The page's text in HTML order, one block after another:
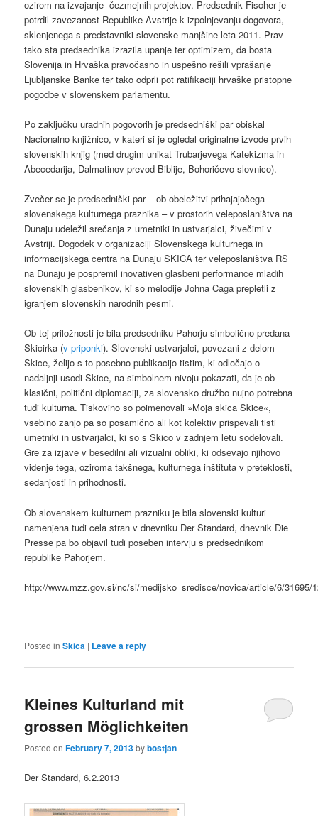
ozirom na izvajanje čezmejnih projektov. Predsednik Fischer je
potrdil zavezanost Republike Avstrije k izpolnjevanju dogovora,
sklenjenega s predstavniki slovenske manjšine leta 2011. Prav
tako sta predsednika izrazila upanje ter optimizem, da bosta
Slovenija in Hrvaška pravočasno in uspešno rešili vprašanje
Ljubljanske Banke ter tako odprli pot ratifikaciji hrvaške pristopne
pogodbe v slovenskem parlamentu.
Po zaključku uradnih pogovorih je predsedniški par obiskal
Nacionalno knjižnico, v kateri si je ogledal originalne izvode prvih
slovenskih knjig (med drugim unikat Trubarjevega Katekizma in
Abecedarija, Dalmatinov prevod Biblije, Bohoričevo slovnico).
Zvečer se je predsedniški par – ob obeležitvi prihajajočega
slovenskega kulturnega praznika – v prostorih veleposlaništva na
Dunaju udeležil srečanja z umetniki in ustvarjalci, živečimi v
Avstriji. Dogodek v organizaciji Slovenskega kulturnega in
informacijskega centra na Dunaju SKICA ter veleposlaništva RS
na Dunaju je pospremil inovativen glasbeni performance mladih
slovenskih glasbenikov, ki so melodije Johna Caga prepletli z
igranjem slovenskih narodnih pesmi.
Ob tej priložnosti je bila predsedniku Pahorju simbolično predana
Skicirka (v priponki). Slovenski ustvarjalci, povezani z delom
Skice, želijo s to posebno publikacijo tistim, ki odločajo o
nadaljnji usodi Skice, na simbolnem nivoju pokazati, da je ob
klasični, politični diplomaciji, za slovensko družbo nujno potrebna
tudi kulturna. Tiskovino so poimenovali »Moja skica Skice«,
vsebino zanjo pa so posamično ali kot kolektiv prispevali tisti
umetniki in ustvarjalci, ki so s Skico v zadnjem letu sodelovali.
Gre za izjave v besedilni ali vizualni obliki, ki odsevajo njihovo
videnje tega, oziroma takšnega, kulturnega inštituta v preteklosti,
sedanjosti in prihodnosti.
Ob slovenskem kulturnem prazniku je bila slovenski kulturi
namenjena tudi cela stran v dnevniku Der Standard, dnevnik Die
Presse pa bo objavil tudi poseben intervju s predsednikom
republike Pahorjem.
http://www.mzz.gov.si/nc/si/medijsko_sredisce/novica/article/6/31695/
Posted in Skica | Leave a reply
Kleines Kulturland mit
grossen Möglichkeiten
Posted onFebruary 7, 2013bybostjan
Der Standard, 6.2.2013